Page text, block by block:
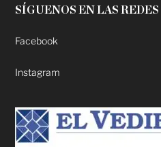
SÍGUENOS EN LAS
Facebook
Instagram